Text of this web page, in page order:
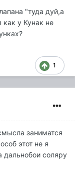
"туда дуй,а
как у Кунак не
1
заниматся
этот не я
дальнобои соляру